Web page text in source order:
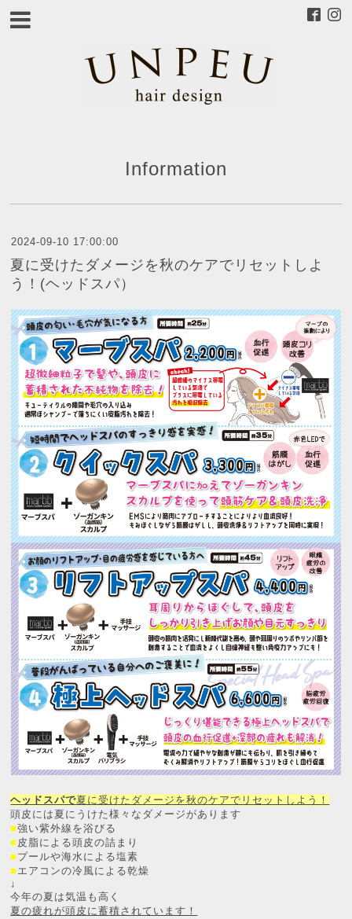
Information
2024-09-10 17:00:00
夏に受けたダメージを秋のケアでリセットしよ
う！(ヘッドスパ）
ヘッドスパで夏に受けたダメージを秋のケアでリセットしよう！
頭皮には夏にうけた様々なダメージがあります
■強い紫外線を浴びる
■ 皮脂による頭皮の詰まり
■ プールや海水による塩素
■ エアコンの冷風による乾燥
↓
今年の夏は気温も高く
夏の疲れが頭皮に蓄積されています！